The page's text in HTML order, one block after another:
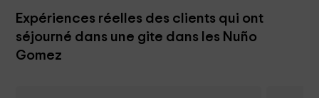
Expériences réelles des clients qui ont
séjourné dans une gite dans les Nuño
Gomez